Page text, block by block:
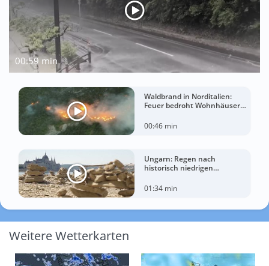
00:59 min
Waldbrand in Norditalien:
Feuer bedroht Wohnhäuser
00:46 min
Ungarn: Regen nach
historisch niedrigen
01:34 min
Weitere Wetterkarten